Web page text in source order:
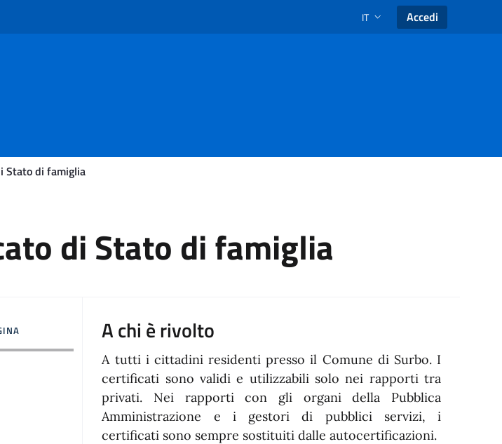
SELEZIONE LINGUA: LINGUA
IT Accedi
Stato di famiglia
di Stato di famiglia
A chi è rivolto
A tutti i cittadini residenti presso il Comune di Surbo. I
certificati sono validi e utilizzabili solo nei rapporti tra
privati. Nei rapporti con gli organi della Pubblica
Amministrazione e i gestori di pubblici servizi, i
certificati sono sempre sostituiti dalle autocertificazioni.